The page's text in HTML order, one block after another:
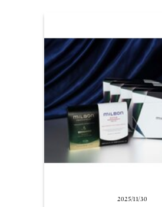
2025/11/30